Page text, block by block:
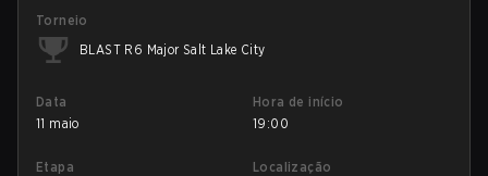
Torneio
BLAST R6 Major Salt Lake City
Data
11 maio
Hora de início
19:00
Etapa
Localização